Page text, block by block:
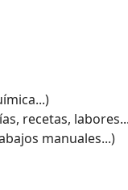
recetas,
manuales...)